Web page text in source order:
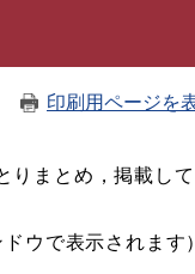
印刷用ページを
まとめ，掲載して
ウで表示されます）